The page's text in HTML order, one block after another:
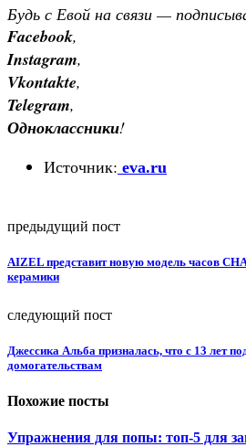
Будь с Евой на связи —
Facebook,
Instagram,
Vkontakte,
Telegram,
Одноклассники!
Источник: eva.ru
предыдущий пост
AIZEL представит новую модель часов
керамики
следующий пост
Джессика Альба призналась, что с 13 лет
домогательствам
Похожие посты
Упражнения для попы: топ-5 для